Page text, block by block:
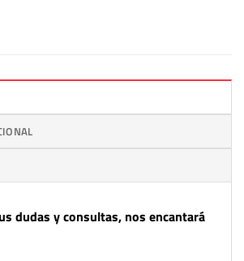
dudas y consultas, nos encantará